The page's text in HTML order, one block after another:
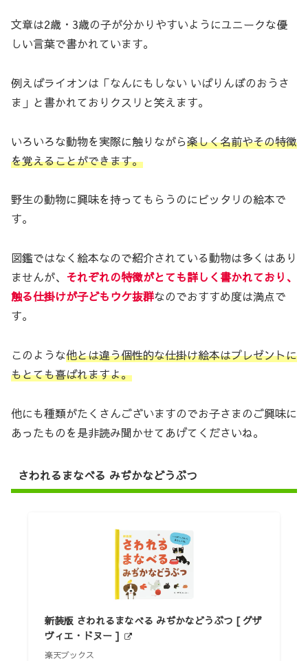
文章は2歳・3歳の子が分かりやすいようにユニークな優
しい言葉で書かれています。
例えばライオンは「なんにもしない いばりんぼのおうさ
ま」と書かれておりクスリと笑えます。
いろいろな動物を実際に触りながら楽しく名前やその特徴
を覚えることができます。
野生の動物に興味を持ってもらうのにピッタリの絵本で
す。
図鑑ではなく絵本なので紹介されている動物は多くはあり
ませんが、 それぞれの特徴がとても詳しく書かれており、
触る仕掛けが子どもウケ抜群なのでおすすめ度は満点で
す。
このような他とは違う個性的な仕掛け絵本はプレゼントに
もとても喜ばれますよ。
他にも種類がたくさんございますのでお子さまのご興味に
あったものを是非読み聞かせてあげてくださいね。
さわれるまなべる みぢかなどうぶつ
新装版 さわれるまなべる みぢかなどうぶつ [ グザ
ヴィエ・ドヌー ]
楽天ブックス